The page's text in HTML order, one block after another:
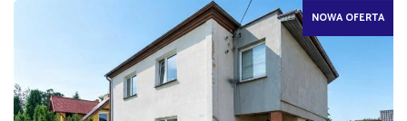
NOWA OFERTA